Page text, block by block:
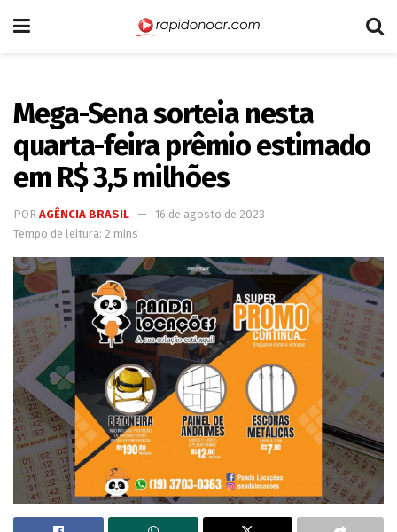
Mega-Sena sorteia nesta
quarta-feira prêmio estimado
em R$ 3,5 milhões
POR AGÊNCIA BRASIL
16 de agosto de 2023
Tempo de leitura: 2 mins